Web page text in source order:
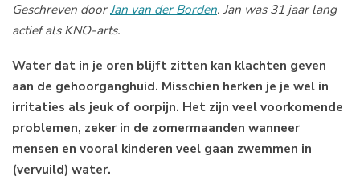
Geschreven doorJan van der Borden. Jan was 31 jaar lang
actief als KNO-arts.
Water dat in je oren blijft zitten kan klachten geven
aan de gehoorganghuid. Misschien herken je je wel in
irritaties als jeuk of oorpijn. Het zijn veel voorkomende
problemen, zeker in de zomermaanden wanneer
mensen en vooral kinderen veel gaan zwemmen in
(vervuild) water.